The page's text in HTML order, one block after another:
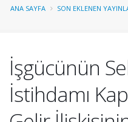
ANA SAYFA SON EKLENEN
İşgücünün
İstihdamı